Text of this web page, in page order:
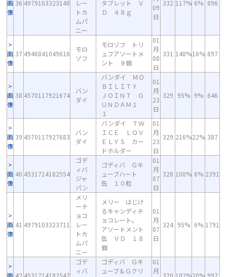
画
像
36 4979103323148
レー
トカ
ムパ
ニー
タブレット Ｖ
Ｄ ４８ｇ
09
日
332 117% 6% 896
画
像
37 4946841049616
モロ
ゾフ
モロゾフ トリ
ュフアソートメ
ント ９個
01
月
08
日
331 148%16% 897
画
像
38 4570117921674
バン
ダイ
バンダイ ＭＯ
ＢＩＬＩＴＹ
ＪＯＩＮＴ Ｇ
ＵＮＤＡＭ１
１
01
月
23
日
329 95% 9% 646
画
像
39 4570117927683
バン
ダイ
バンダイ ＴＷ
ＩＣＥ ＬＯＶ
ＥＬＹＳ カー
ドホルダー
01
月
23
日
329 216%22% 387
画
像
40 4531714182554
ゴデ
ィバ
ジャ
パン
ゴディバ Ｇキ
ューブハート
缶 １０粒
01
月
07
日
328 100% 6% 2391
画
像
41 4979103323711
メリ
ーチ
ョコ
レー
トカ
ムパ
ニー
メリー はじけ
るキャンディチ
ョコレート。
アソートメント
缶 ＶＤ １８
個
01
月
07
日
324 95% 6% 1791
画 42 4531714182547
ゴデ
ィバ
ゴディバ Ｇキ
ューブ＆Ｇクリ
01
月
320 102%20% 997